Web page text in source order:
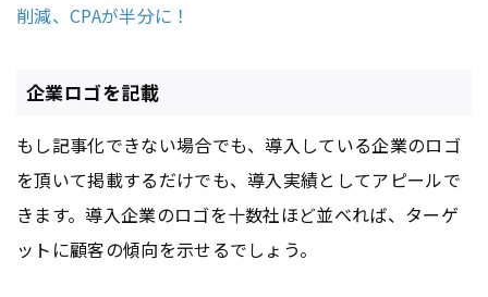
削減、CPAが半分に！
企業ロゴを記載
もし記事化できない場合でも、導入している企業のロゴ
を頂いて掲載するだけでも、導入実績としてアピールで
きます。導入企業のロゴを十数社ほど並べれば、ターゲ
ットに顧客の傾向を示せるでしょう。